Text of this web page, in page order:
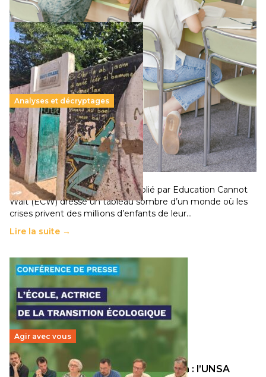
Analyses et décryptages
258 millions d’enfants victimes de la guerre, des
chocs climatiques et des déplacements de
population
11 juillet 2026- National
Un nouveau rapport mondial publié par Education Cannot
Wait (ECW) dresse un tableau sombre d’un monde où les
crises privent des millions d’enfants de leur…
Lire la suite →
Agir avec vous
Transition écologique de l’éducation : l’UNSA